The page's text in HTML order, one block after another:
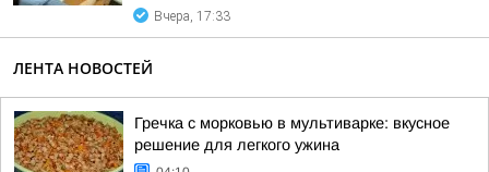
Вчера, 17:33
ЛЕНТА НОВОСТЕЙ
Гречка с морковью в мультиварке: вкусное
решение для легкого ужина